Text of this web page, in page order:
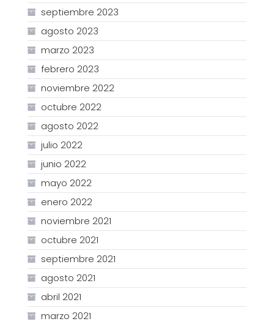
septiembre 2023
agosto 2023
marzo 2023
febrero 2023
noviembre 2022
octubre 2022
agosto 2022
julio 2022
junio 2022
mayo 2022
enero 2022
noviembre 2021
octubre 2021
septiembre 2021
agosto 2021
abril 2021
marzo 2021